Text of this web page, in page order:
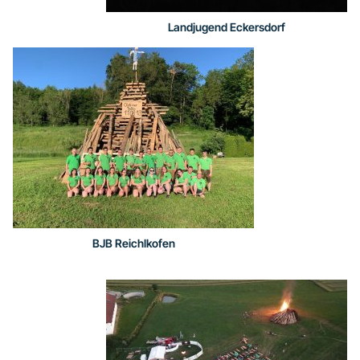
Landjugend Eckersdorf
BJB Reichlkofen